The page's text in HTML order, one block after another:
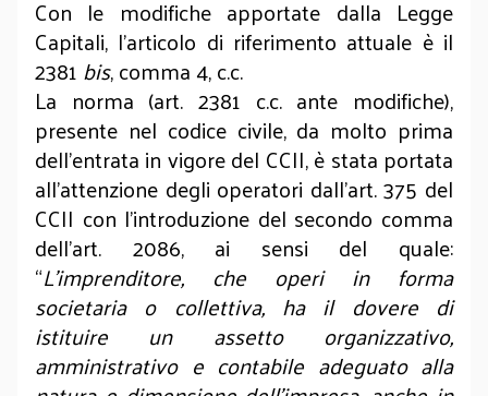
Con le modifiche apportate dalla Legge
Capitali, l’articolo di riferimento attuale è il
2381bis, comma 4, c.c.
La norma (art. 2381 c.c. ante modifiche),
presente nel codice civile, da molto prima
dell’entrata in vigore del CCII, è stata portata
all’attenzione degli operatori dall’art. 375 del
CCII con l’introduzione del secondo comma
dell’art. 2086, ai sensi del quale:
“L’imprenditore, che operi in forma
societaria o collettiva, ha il dovere di
istituire un assetto organizzativo,
amministrativo e contabile adeguato alla